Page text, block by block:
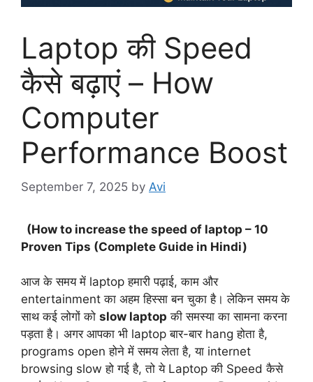
Laptop की Speed
कैसे बढ़ाएं – How
Computer
Performance Boost
September 7, 2025 by Avi
(How to increase the speed of laptop – 10
Proven Tips (Complete Guide in Hindi)
आज के समय में laptop हमारी पढ़ाई, काम और
entertainment का अहम हिस्सा बन चुका है। लेकिन समय के
साथ कई लोगों को slow laptop की समस्या का सामना करना
पड़ता है। अगर आपका भी laptop बार-बार hang होता है,
programs open होने में समय लेता है, या internet
browsing slow हो गई है, तो ये Laptop की Speed कैसे